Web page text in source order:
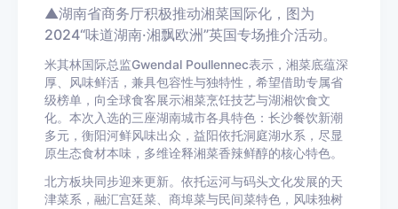
▲湖南省商务厅积极推动湘菜国际化，图为
2024“味道湖南·湘飘欧洲”英国专场推介活动。
米其林国际总监Gwendal Poullennec表示，湘菜底蕴深
厚、风味鲜活，兼具包容性与独特性，希望借助专属省
级榜单，向全球食客展示湘菜烹饪技艺与湖湘饮食文
化。本次入选的三座湖南城市各具特色：长沙餐饮新潮
多元，衡阳河鲜风味出众，益阳依托洞庭湖水系，尽显
原生态食材本味，多维诠释湘菜香辣鲜醇的核心特色。
北方板块同步迎来更新。依托运河与码头文化发展的天
津菜系，融汇宫廷菜、商埠菜与民间菜特色，风味独树